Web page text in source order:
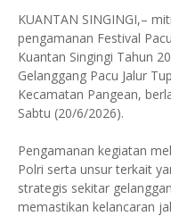
KUANTAN SINGINGI,–
pengamanan Festival
Kuantan Singingi Tahun
Gelanggang Pacu Jalur
Kecamatan Pangean,
Sabtu (20/6/2026).
Pengamanan kegiatan
Polri serta unsur terkait
strategis sekitar
memastikan kelancaran